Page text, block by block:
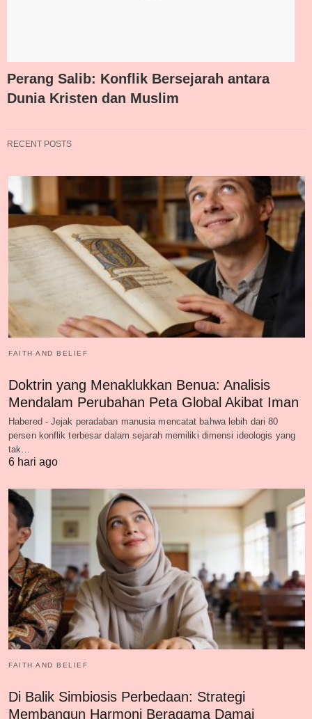
Perang Salib: Konflik Bersejarah antara
Dunia Kristen dan Muslim
RECENT POSTS
FAITH AND BELIEF
Doktrin yang Menaklukkan Benua: Analisis
Mendalam Perubahan Peta Global Akibat Iman
Habered - Jejak peradaban manusia mencatat bahwa lebih dari 80
persen konflik terbesar dalam sejarah memiliki dimensi ideologis yang
tak…
6 hari ago
FAITH AND BELIEF
Di Balik Simbiosis Perbedaan: Strategi
Membangun Harmoni Beragama Damai